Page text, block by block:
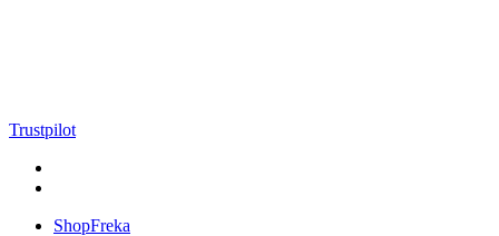
Trustpilot
ShopFreka